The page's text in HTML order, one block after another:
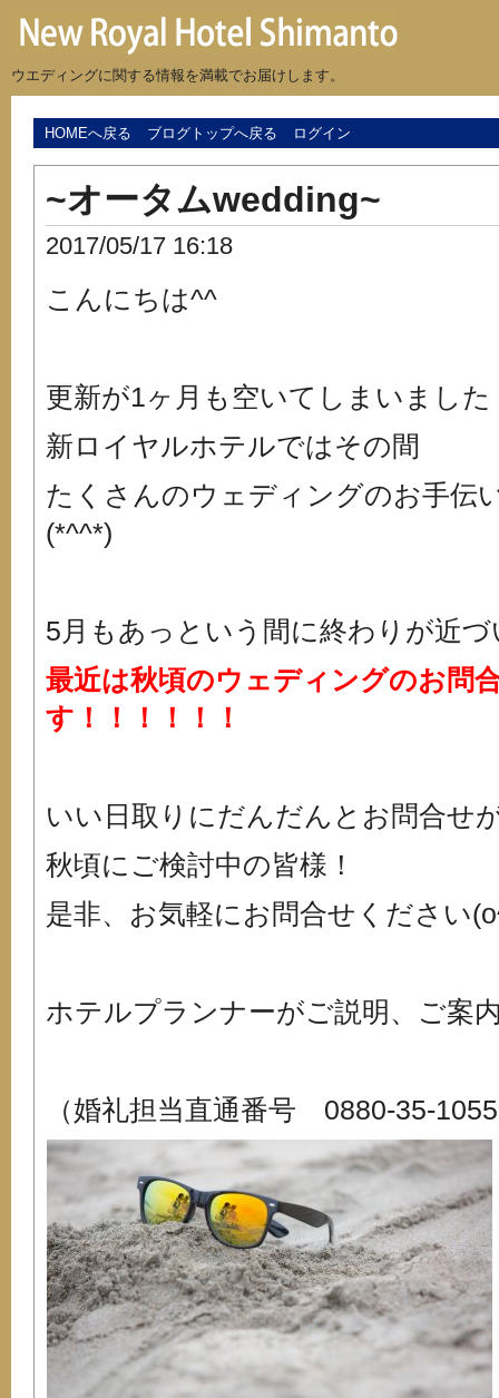
ウエディングに関する情報を満載でお届けします。
HOMEへ戻る ブログトップへ戻る ログイン
~オータムwedding~
2017/05/17 16:18
こんにちは^^
更新が1ヶ月も空いてしまいました
新ロイヤルホテルではその間
たくさんのウェディングのお手伝
(*^^*)
5月もあっという間に終わりが近
最近は秋頃のウェディングのお問
す！！！！！！
いい日取りにだんだんとお問合せ
秋頃にご検討中の皆様！
是非、お気軽にお問合せください
ホテルプランナーがご説明、ご案
（婚礼担当直通番号 0880-35-